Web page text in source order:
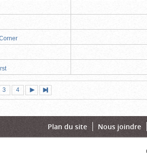
Page
3 Page
4
suivante
page
Plan du site Nous joindre